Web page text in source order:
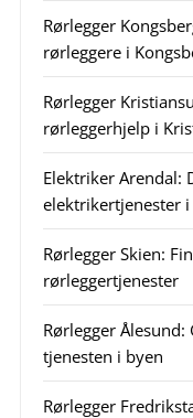
Rørlegger
rørleggere i
Rørlegger
rørleggerhjelp i
Elektriker Arendal:
elektrikertjenester i
Rørlegger Skien:
rørleggertjenester
Rørlegger
tjenesten i byen
Rørlegger